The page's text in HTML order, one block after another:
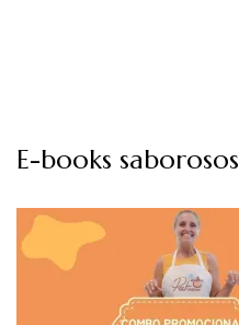
E-books saborosos